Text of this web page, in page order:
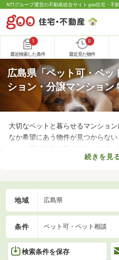
NTTグループ運営の不動産総合サイト goo住宅・不
1
最近検索した条件
0
最近見た物件
広島県「ペット可・ペッ
ション・分譲マンション
大切なペットと暮らせるマンショ
なか希望にあう物件が見つからな
ペット可の物件は数が少ないので
ています。ここでペット可・ペッ
う。理想の物件に出会えれば、快
続きを見
地域 広島県
条件 ペット可・ペット相談
検索条件を保存